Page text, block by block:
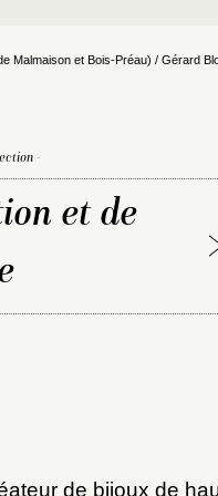
Malmaison et Bois-Préau) / Gérard
-
et de
de bijoux de